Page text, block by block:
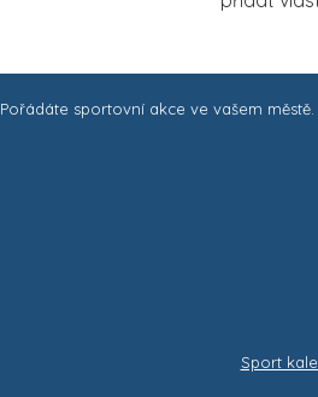
Pořádáte sportovní akce ve vašem městě.
Sport